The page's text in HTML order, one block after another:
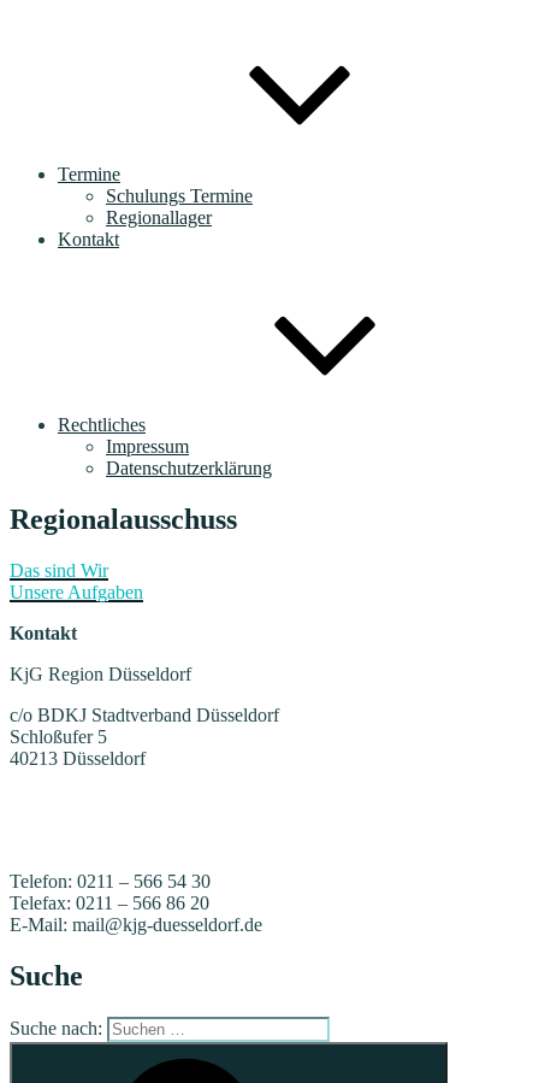
Termine
Schulungs Termine
Regionallager
Kontakt
Rechtliches
Impressum
Datenschutzerklärung
Regionalausschuss
Das sind Wir
Unsere Aufgaben
Kontakt
KjG Region Düsseldorf
c/o BDKJ Stadtverband Düsseldorf
Schloßufer 5
40213 Düsseldorf
Telefon: 0211 – 566 54 30
Telefax: 0211 – 566 86 20
E-Mail: mail@kjg-duesseldorf.de
Suche
Suche nach: